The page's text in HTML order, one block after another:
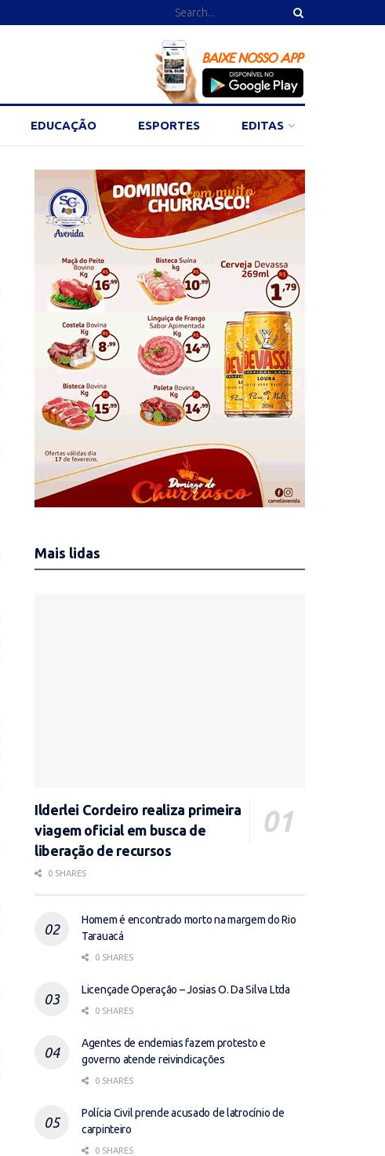
EDUCAÇÃO ESPORTES EDITAS
Mais lidas
Ilderlei Cordeiro realiza primeira
viagem oficial em busca de
liberação de recursos
0 SHARES
Homem é encontrado morto na margem do Rio
Tarauacá
0 SHARES
Licençade Operação – Josias O. Da Silva Ltda
0 SHARES
Agentes de endemias fazem protesto e
governo atende reivindicações
0 SHARES
Polícia Civil prende acusado de latrocínio de
carpinteiro
0 SHARES